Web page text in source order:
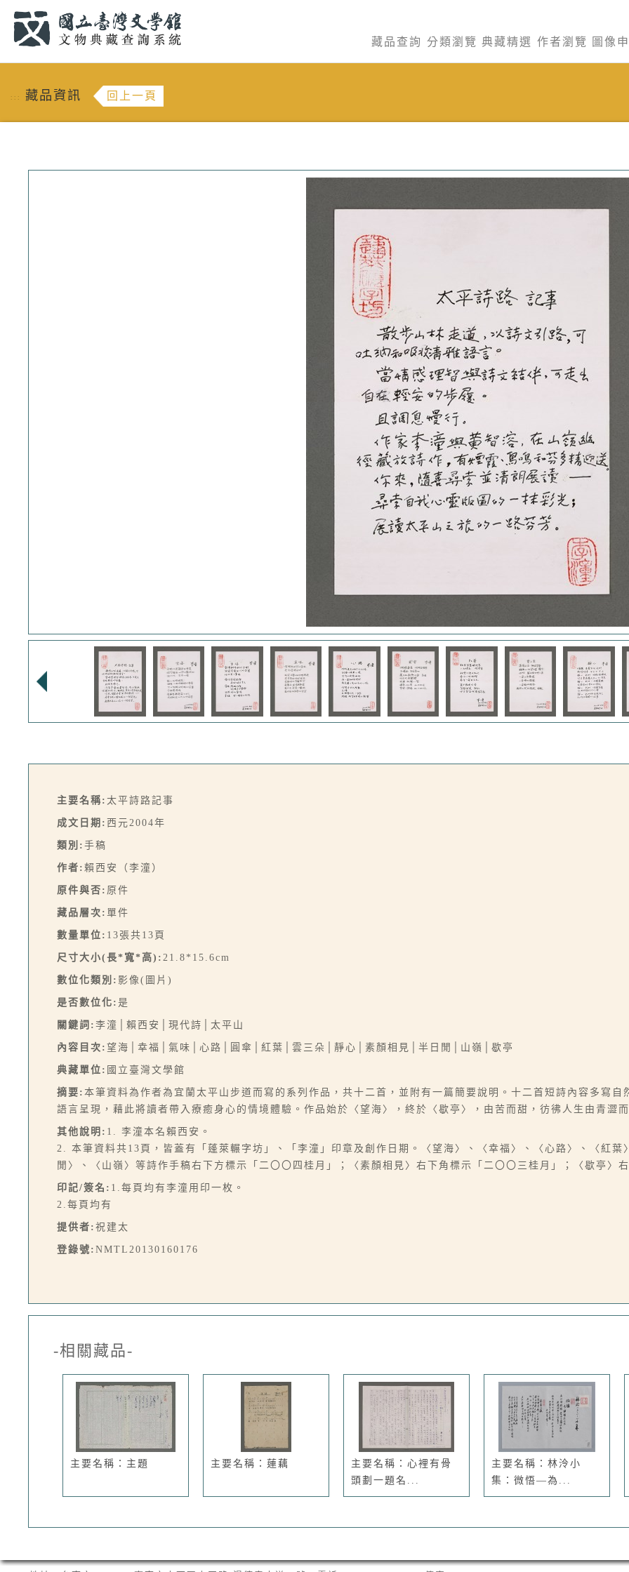
藏品查詢 分類瀏覽 典藏精選 作者瀏覽 圖像
::: 藏品資訊 回上一頁
主要名稱: 太平詩路記事
成文日期: 西元2004年
類別: 手稿
作者: 賴西安（李潼）
原件與否: 原件
藏品層次: 單件
數量單位: 13張共13頁
尺寸大小(長*寬*高): 21.8*15.6cm
數位化類別: 影像(圖片)
是否數位化: 是
關鍵詞: 李潼│賴西安│現代詩│太平山
內容目次: 望海│幸福│氣味│心路│圓傘│紅葉│雲三朵│靜心│素顏相見│半日閒│山嶺│歇亭
典藏單位: 國立臺灣文學館
摘要: 本筆資料為作者為宜蘭太平山步道而寫的系列作品，共十二首，並附有一篇簡要說明。十二首短詩內容多寫
語言呈現，藉此將讀者帶入療癒身心的情境體驗。作品始於〈望海〉，終於〈歇亭〉，由苦而甜，彷彿人生由青澀
其他說明: 1. 李潼本名賴西安。
2. 本筆資料共13頁，皆蓋有「蓬萊輾字坊」、「李潼」印章及創作日期。〈望海〉、〈幸福〉、〈心路〉、〈紅葉
閒〉、〈山嶺〉等詩作手稿右下方標示「二〇〇四桂月」；〈素顏相見〉右下角標示「二〇〇三桂月」；〈歇亭〉
印記/簽名: 1.每頁均有李潼用印一枚。
2.每頁均有
提供者: 祝建太
登錄號: NMTL20130160176
-相關藏品-
主要名稱：主題 主要名稱：蓮藕
主要名稱：心裡有骨
頭劃一題名...
主要名稱：林泠小
集：微悟—為...